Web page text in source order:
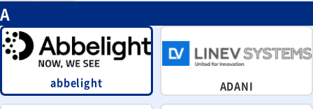
A
abbelight ADANI